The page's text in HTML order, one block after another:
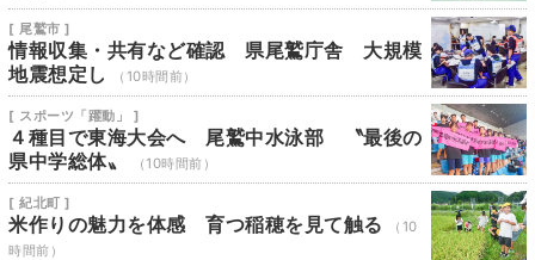
[ 尾鷲市 ]
情報収集・共有など確認 県尾鷲庁舎 大規模
地震想定し
（10時間前）
[ スポーツ「躍動」 ]
４種目で東海大会へ 尾鷲中水泳部 〝最後の
県中学総体〟
（10時間前）
[ 紀北町 ]
米作りの魅力を体感 育つ稲穂を見て触る
（10
時間前）